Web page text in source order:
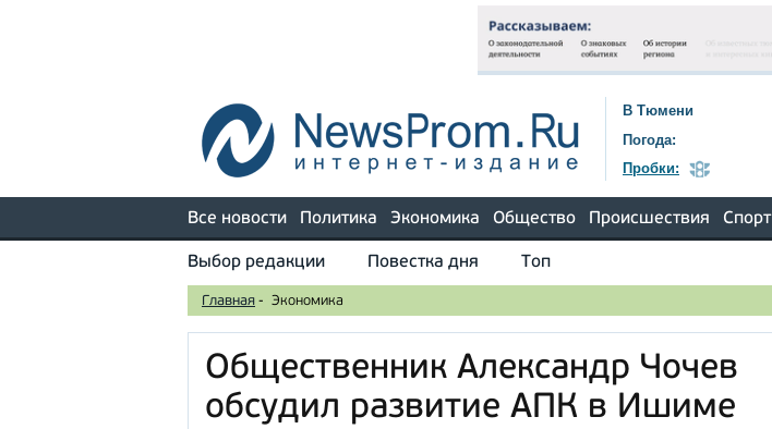
В Тюмени
Погода:
Пробки:
Все новости Политика Экономика Общество Происшествия Спорт
Выбор редакции Повестка дня Топ
Главная - Экономика
Общественник Александр Чочев
обсудил развитие АПК в Ишиме